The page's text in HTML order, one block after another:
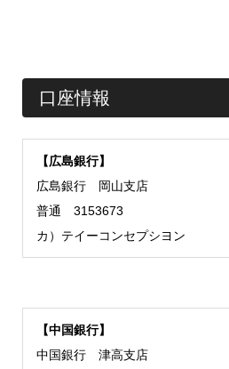
口座情報
【広島銀行】
広島銀行 岡山支店
普通 3153673
カ）テイーコンセプシヨン
【中国銀行】
中国銀行 津高支店